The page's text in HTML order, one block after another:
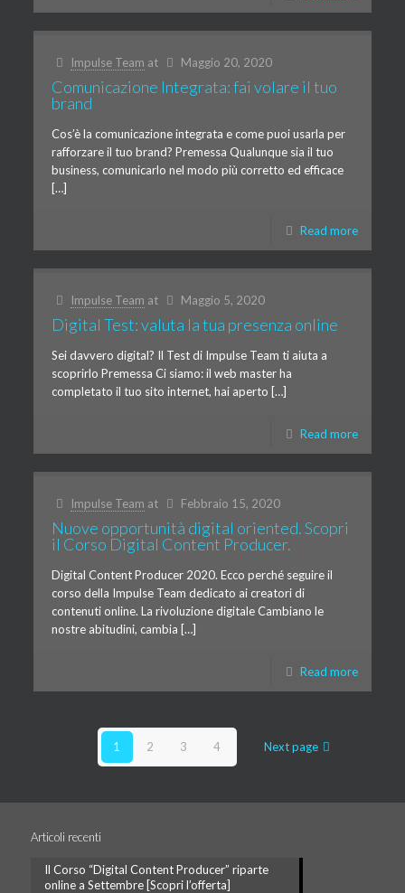
Impulse Team at Maggio 20, 2020
Comunicazione Integrata: fai volare il tuo
brand
Cos’è la comunicazione integrata e come puoi usarla per
rafforzare il tuo brand? Premessa Qualunque sia il tuo
business, comunicarlo nel modo più corretto ed efficace
[…]
Read more
Impulse Team at Maggio 5, 2020
Digital Test: valuta la tua presenza online
Sei davvero digital? Il Test di Impulse Team ti aiuta a
scoprirlo Premessa Ci siamo: il web master ha
completato il tuo sito internet, hai aperto […]
Read more
Impulse Team at Febbraio 15, 2020
Nuove opportunità digital oriented. Scopri
il Corso Digital Content Producer.
Digital Content Producer 2020. Ecco perché seguire il
corso della Impulse Team dedicato ai creatori di
contenuti online. La rivoluzione digitale Cambiano le
nostre abitudini, cambia […]
Read more
1 2 3 4 Next page
Articoli recenti
Il Corso “Digital Content Producer” riparte
online a Settembre [Scopri l’offerta]